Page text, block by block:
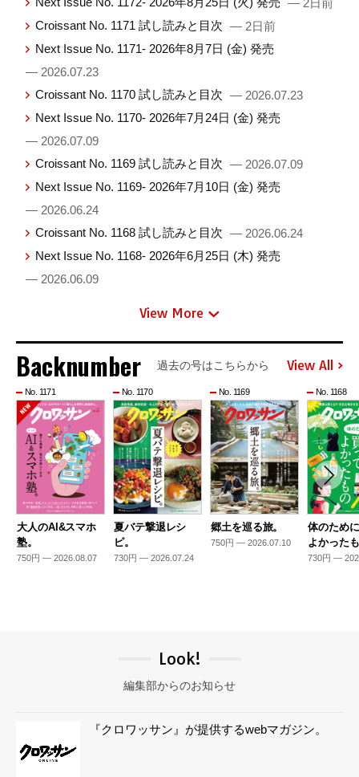
— 2日前
Croissant No. 1171 試し読みと目次 — 2日前
Next Issue No. 1171- 2026年8月7日 (金) 発売
— 2026.07.23
Croissant No. 1170 試し読みと目次 — 2026.07.23
Next Issue No. 1170- 2026年7月24日 (金) 発売
— 2026.07.09
Croissant No. 1169 試し読みと目次 — 2026.07.09
Next Issue No. 1169- 2026年7月10日 (金) 発売
— 2026.06.24
Croissant No. 1168 試し読みと目次 — 2026.06.24
Next Issue No. 1168- 2026年6月25日 (木) 発売
— 2026.06.09
View More
Backnumber 過去の号はこちらから View All
No. 1171
大人のAI&スマホ
塾。
750円 — 2026.08.07
No. 1170
夏バテ撃退レシ
ピ。
730円 — 2026.07.24
No. 1169
郷土を巡る旅。
750円 — 2026.07.10
No. 1168
体のため
よかった
730円 —
Look!
編集部からのお知らせ
『クロワッサン』が提供するwebマガジン。